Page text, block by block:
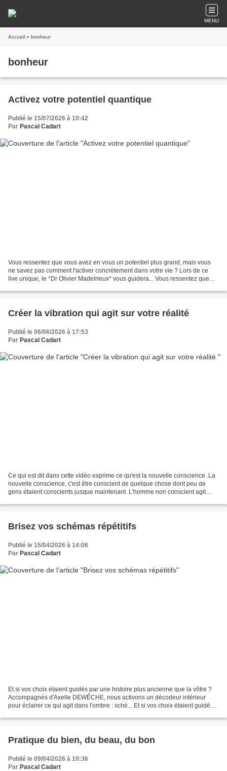
MENU
Accueil » bonheur
bonheur
Activez votre potentiel quantique
Publié le 15/07/2026 à 10:42
Par Pascal Cadart
Vous ressentez que vous avez en vous un potentiel plus grand, mais vous
ne savez pas comment l'activer concrètement dans votre vie ? Lors de ce
live unique, le *Dr Olivier Madelrieux* vous guidera... Vous ressentez que
Créer la vibration qui agit sur votre réalité
Publié le 06/06/2026 à 17:53
Par Pascal Cadart
Ce qui est dit dans cette vidéo exprime ce qu'est la nouvelle conscience. La
nouvelle conscience, c'est être conscient de quelque chose dont peu de
gens étaient conscients jusque maintenant. L'homme non conscient agit
Brisez vos schémas répétitifs
Publié le 15/04/2026 à 14:06
Par Pascal Cadart
Et si vos choix étaient guidés par une histoire plus ancienne que la vôtre ?
Accompagnés d'Axelle DEWÊCHE, nous activons un décodeur intérieur
pour éclairer ce qui agit dans l'ombre : sché... Et si vos choix étaient guidés
Pratique du bien, du beau, du bon
Publié le 09/04/2026 à 10:36
Par Pascal Cadart